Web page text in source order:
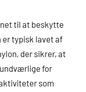
til at beskytte
er typisk lavet af
der sikrer, at
for
som